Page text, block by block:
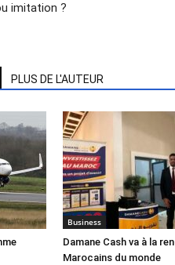
imitation ?
PLUS DE L'AUTEUR
Business
Damane Cash va à la
Marocains du monde